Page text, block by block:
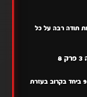
תודה רבה על כל
8
אנחנו עובדים על זה נעלה את פרקים 9-10 ביחד בקרוב בעזרת